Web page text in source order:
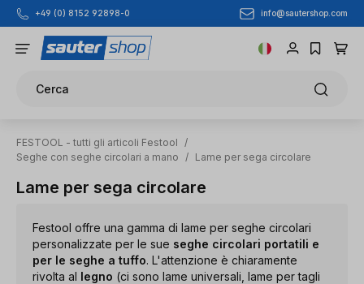
Passa al contenuto principale
+49 (0) 8152 92898-0 info@sautershop.com
Cerca
FESTOOL - tutti gli articoli Festool
/
Seghe con seghe circolari a mano
/ Lame per sega circolare
Lame per sega circolare
Festool offre una gamma di lame per seghe circolari
personalizzate per le sue seghe circolari portatili e
per le seghe a tuffo. L'attenzione è chiaramente
rivolta al legno (ci sono lame universali, lame per tagli